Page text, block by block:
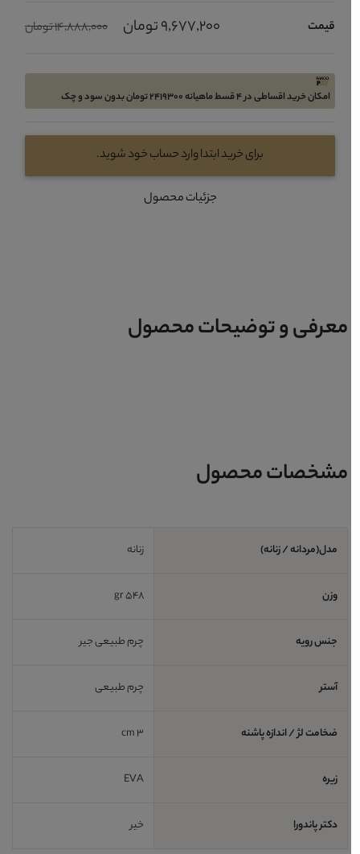
قیمت 9,677,200 تومان 14,888,000 تومان
امکان خرید اقساطی در 4 قسط ماهیانه 2419300 تومان بدون سود و چک
برای خرید ابتدا وارد حساب خود شوید.
جزئیات محصول
معرفی و توضیحات محصول
مشخصات محصول
مدل(مردانه / زنانه) زنانه
وزن 548 gr
جنس رویه چرم طبیعی جیر
آستر چرم طبیعی
ضخامت لژ / اندازه پاشنه
زیره EVA
دکتر پاندورا خیر